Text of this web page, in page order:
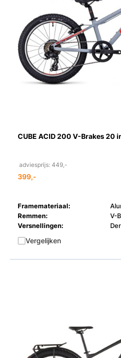
CUBE ACID 200 V-Brakes 20
adviesprijs: 449,-
399,-
Framemateriaal:
Remmen:
V-
Versnellingen:
Vergelijken